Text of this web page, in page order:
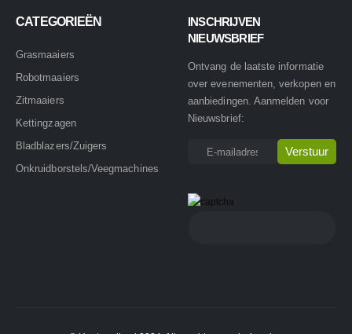
CATEGORIEËN
Grasmaaiers
Robotmaaiers
Zitmaaiers
Kettingzagen
Bladblazers/Zuigers
Onkruidborstels/Veegmachines
INSCHRIJVEN
NIEUWSBRIEF
Ontvang de laatste informatie
over evenementen, verkopen en
aanbiedingen. Aanmelden voor
Nieuwsbrief: